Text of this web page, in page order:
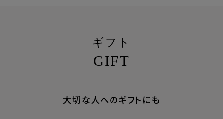
ギフト
GIFT
大切な人へのギフトにも